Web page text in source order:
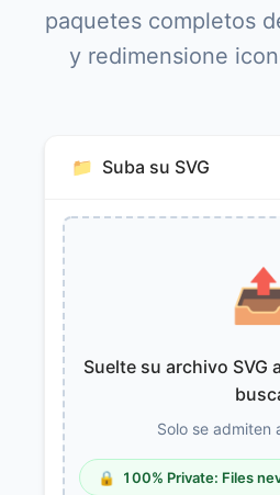
paquetes completos
y redimensione
📁 Suba su SVG
Suelte su archivo SVG
Solo se admiten
🔒 100% Private: Files